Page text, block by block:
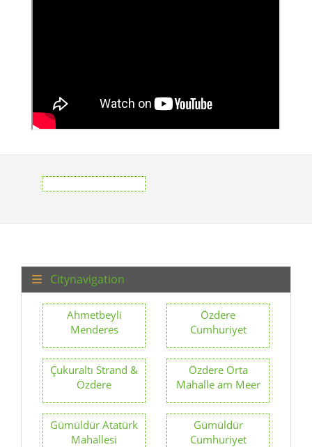
Citynavigation
Ahmetbeyli
Menderes
Özdere
Cumhuriyet
Çukuraltı Strand &
Özdere
Özdere Orta
Mahalle am Meer
Gümüldür Atatürk
Mahallesi
Gümüldür
Cumhuriyet